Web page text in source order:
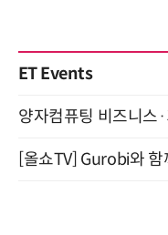
ET Events